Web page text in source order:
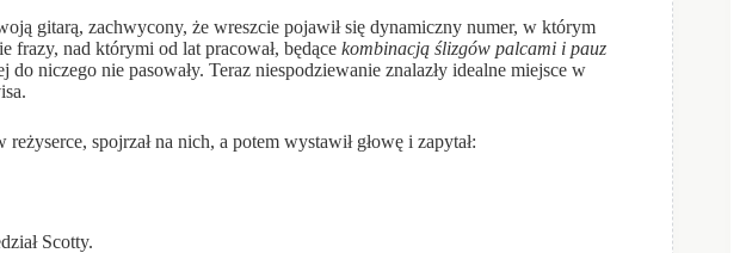
gitarą, zachwycony, że wreszcie pojawił się dynamiczny numer, w którym
frazy, nad którymi od lat pracował, będące kombinacją ślizgów palcami i pauz
do niczego nie pasowały. Teraz niespodziewanie znalazły idealne miejsce w
spojrzał na nich, a potem wystawił głowę i zapytał:
Scotty.